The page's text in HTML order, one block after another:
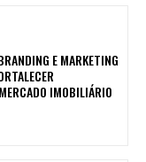
E MARKETING
IMOBILIÁRIO